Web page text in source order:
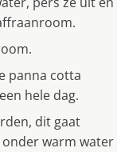
panna cotta
hele dag.
dit gaat
onder warm water